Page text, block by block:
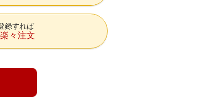
録すれば
々注文